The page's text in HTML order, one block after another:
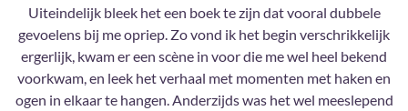
Uiteindelijk bleek het een boek te zijn dat vooral dubbele
gevoelens bij me opriep. Zo vond ik het begin verschrikkelijk
ergerlijk, kwam er een scène in voor die me wel heel bekend
voorkwam, en leek het verhaal met momenten met haken en
ogen in elkaar te hangen. Anderzijds was het wel meeslepend